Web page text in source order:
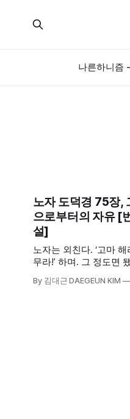
나른하니즘
노자 도덕경 75장,
으로부터의 자유 [
설]
노자는 외친다. ‘고마 해
무라!’ 하며. 그 정도면
여긴다’는 것은 반어적
By 김대근 DAEGEUN KIM